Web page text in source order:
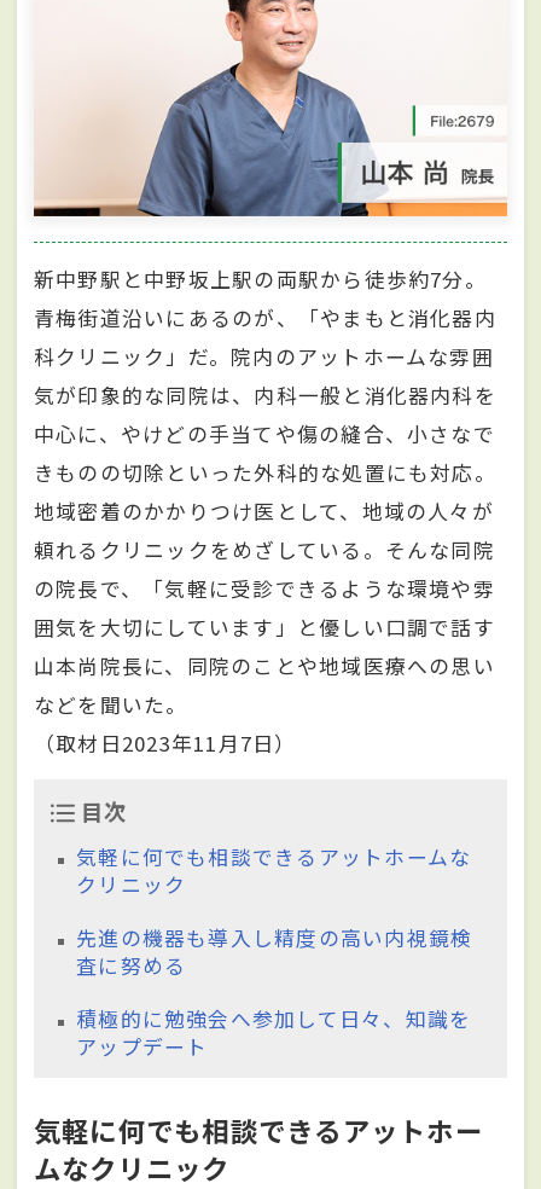
新中野駅と中野坂上駅の両駅から徒歩約7分。
青梅街道沿いにあるのが、「やまもと消化器内
科クリニック」だ。院内のアットホームな雰囲
気が印象的な同院は、内科一般と消化器内科を
中心に、やけどの手当てや傷の縫合、小さなで
きものの切除といった外科的な処置にも対応。
地域密着のかかりつけ医として、地域の人々が
頼れるクリニックをめざしている。そんな同院
の院長で、「気軽に受診できるような環境や雰
囲気を大切にしています」と優しい口調で話す
山本尚院長に、同院のことや地域医療への思い
などを聞いた。
（取材日2023年11月7日）
目次
気軽に何でも相談できるアットホームな
クリニック
先進の機器も導入し精度の高い内視鏡検
査に努める
積極的に勉強会へ参加して日々、知識を
アップデート
気軽に何でも相談できるアットホー
ムなクリニック